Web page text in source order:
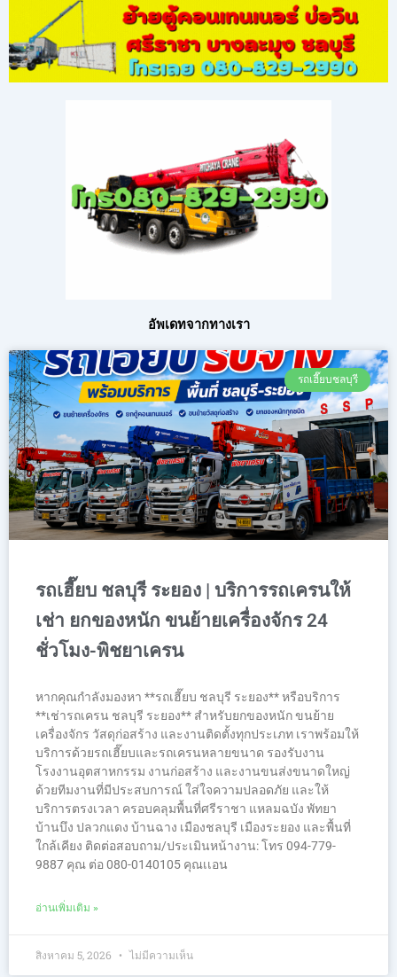
อัพเดทจากทางเรา
รถเฮี๊ยบชลบุรี
รถเฮี๊ยบ ชลบุรี ระยอง | บริการรถเครนให้
เช่า ยกของหนัก ขนย้ายเครื่องจักร 24
ชั่วโมง-พิชยาเครน
หากคุณกำลังมองหา **รถเฮี๊ยบ ชลบุรี ระยอง** หรือบริการ
**เช่ารถเครน ชลบุรี ระยอง** สำหรับยกของหนัก ขนย้าย
เครื่องจักร วัสดุก่อสร้าง และงานติดตั้งทุกประเภท เราพร้อมให้
บริการด้วยรถเฮี๊ยบและรถเครนหลายขนาด รองรับงาน
โรงงานอุตสาหกรรม งานก่อสร้าง และงานขนส่งขนาดใหญ่
ด้วยทีมงานที่มีประสบการณ์ ใส่ใจความปลอดภัย และให้
บริการตรงเวลา ครอบคลุมพื้นที่ศรีราชา แหลมฉบัง พัทยา
บ้านบึง ปลวกแดง บ้านฉาง เมืองชลบุรี เมืองระยอง และพื้นที่
ใกล้เคียง ติดต่อสอบถาม/ประเมินหน้างาน: โทร 094-779-
9887 คุณ ต่อ 080-0140105 คุณเเอน
อ่านเพิ่มเติม »
สิงหาคม 5, 2026 ไม่มีความเห็น